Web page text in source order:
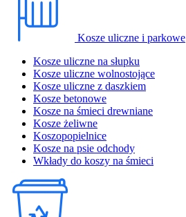
Kosze uliczne i parkowe
Kosze uliczne na słupku
Kosze uliczne wolnostojące
Kosze uliczne z daszkiem
Kosze betonowe
Kosze na śmieci drewniane
Kosze żeliwne
Koszopopielnice
Kosze na psie odchody
Wkłady do koszy na śmieci